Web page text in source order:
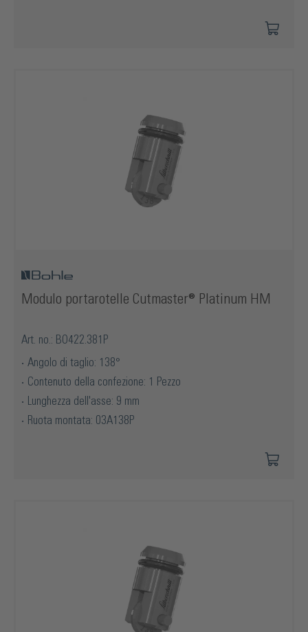
Modulo portarotelle Cutmaster® Platinum HM
Art. no.: BO422.381P
Angolo di taglio: 138°
Contenuto della confezione: 1 Pezzo
Lunghezza dell'asse: 9 mm
Ruota montata: 03A138P